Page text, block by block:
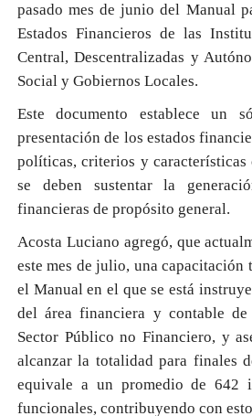
pasado mes de junio del Manual
Estados Financieros de las
Central, Descentralizadas y
Social y Gobiernos Locales.
Este documento establece un
presentación de los estados
políticas, criterios y características
se deben sustentar la
financieras de propósito general.
Acosta Luciano agregó, que
este mes de julio, una capacitación
el Manual en el que se está
del área financiera y contable
Sector Público no Financiero, y
alcanzar la totalidad para finales
equivale a un promedio de 642
funcionales, contribuyendo con